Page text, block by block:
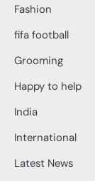
Fashion
fifa football
Grooming
Happy to help
India
International
Latest News